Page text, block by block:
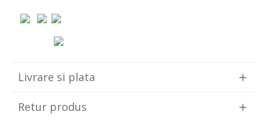
Livrare si plata
Retur produs